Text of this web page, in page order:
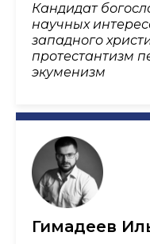
Кандидат
научных
западного
протестантизм
экуменизм
Гимадеев